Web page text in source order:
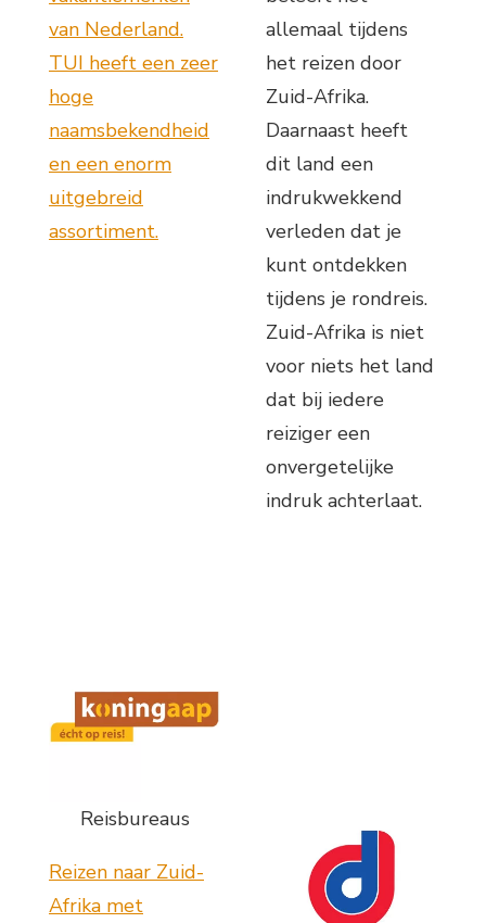
van Nederland.
TUI heeft een zeer
hoge
naamsbekendheid
en een enorm
uitgebreid
assortiment.
allemaal tijdens
het reizen door
Zuid-Afrika.
Daarnaast heeft
dit land een
indrukwekkend
verleden dat je
kunt ontdekken
tijdens je rondreis.
Zuid-Afrika is niet
voor niets het land
dat bij iedere
reiziger een
onvergetelijke
indruk achterlaat.
Reisbureaus
Reizen naar Zuid-
Afrika met